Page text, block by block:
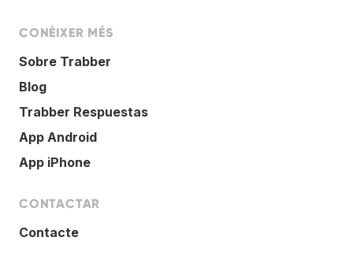
CONÈIXER MÉS
Sobre Trabber
Blog
Trabber Respuestas
App Android
App iPhone
CONTACTAR
Contacte